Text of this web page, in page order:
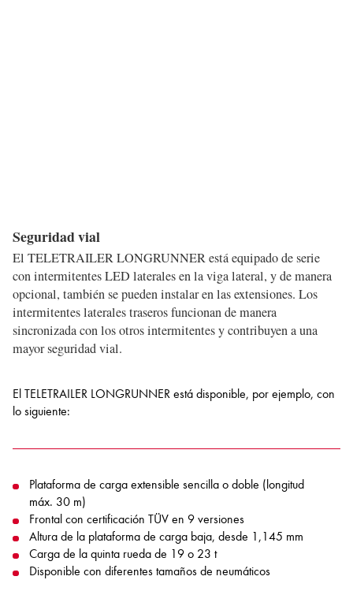
Seguridad vial
El TELETRAILER LONGRUNNER está equipado de serie
con intermitentes LED laterales en la viga lateral, y de manera
opcional, también se pueden instalar en las extensiones. Los
intermitentes laterales traseros funcionan de manera
sincronizada con los otros intermitentes y contribuyen a una
mayor seguridad vial.
El TELETRAILER LONGRUNNER está disponible, por ejemplo, con
lo siguiente:
Plataforma de carga extensible sencilla o doble (longitud
máx. 30 m)
Frontal con certificación TÜV en 9 versiones
Altura de la plataforma de carga baja, desde 1,145 mm
Carga de la quinta rueda de 19 o 23 t
Disponible con diferentes tamaños de neumáticos